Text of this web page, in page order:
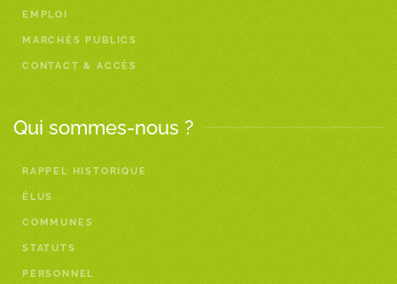
EMPLOI
MARCHÉS PUBLICS
CONTACT & ACCÈS
Qui sommes-nous ?
RAPPEL HISTORIQUE
ÉLUS
COMMUNES
STATUTS
PERSONNEL